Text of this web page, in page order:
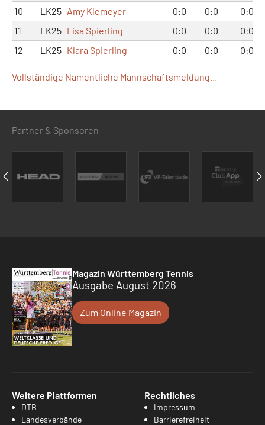
10
LK25 Amy Klemeyer 0:0 0:0
0:0
11
LK25 Lisa Spierling 0:0 0:0
0:0
12
LK25 Klara Spierling 0:0 0:0 0:0
Vollständige Namentliche Mannschaftsmeldung...
Partner & Sponsoren
Magazin Württemberg Tennis
Ausgabe August 2026
Zum Online Magazin
Weitere Plattformen
DTB
Landesverbände
Rechtliches
Impressum
Barrierefreiheit